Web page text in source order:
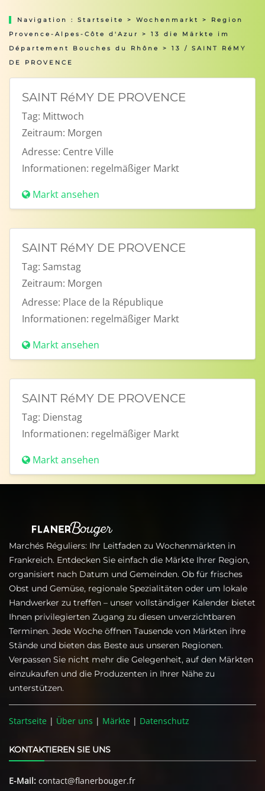
Navigation : Startseite > Wochenmarkt > Region
Provence-Alpes-Côte d'Azur
> 13 die Märkte im
Département Bouches du Rhône
> 13 / SAINT RéMY
DE PROVENCE
SAINT RéMY DE PROVENCE
Tag: Mittwoch
Zeitraum: Morgen
Adresse: Centre Ville
Informationen: regelmäßiger Markt
Markt ansehen
SAINT RéMY DE PROVENCE
Tag: Samstag
Zeitraum: Morgen
Adresse: Place de la République
Informationen: regelmäßiger Markt
Markt ansehen
SAINT RéMY DE PROVENCE
Tag: Dienstag
Informationen: regelmäßiger Markt
Markt ansehen
Marchés Réguliers: Ihr Leitfaden zu Wochenmärkten in
Frankreich. Entdecken Sie einfach die Märkte Ihrer Region,
organisiert nach Datum und Gemeinden. Ob für frisches
Obst und Gemüse, regionale Spezialitäten oder um lokale
Handwerker zu treffen – unser vollständiger Kalender bietet
Ihnen privilegierten Zugang zu diesen unverzichtbaren
Terminen. Jede Woche öffnen Tausende von Märkten ihre
Stände und bieten das Beste aus unseren Regionen.
Verpassen Sie nicht mehr die Gelegenheit, auf den Märkten
einzukaufen und die Produzenten in Ihrer Nähe zu
unterstützen.
Startseite | Über uns | Märkte | Datenschutz
KONTAKTIEREN SIE UNS
E-Mail: contact@flanerbouger.fr